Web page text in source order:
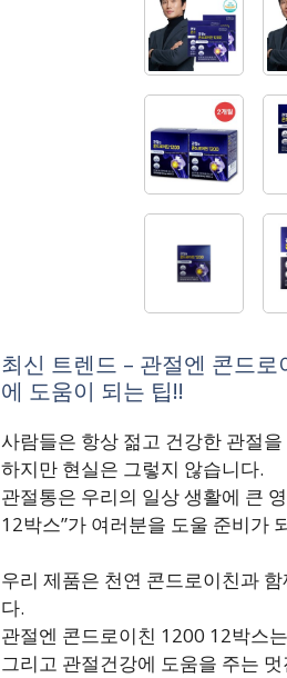
최신 트렌드 – 관절엔 콘드
에 도움이 되는 팁!!
사람들은 항상 젊고 건강한 관절
하지만 현실은 그렇지 않습니다.
관절통은 우리의 일상 생활에 큰
12박스”가 여러분을 도울 준비가
우리 제품은 천연 콘드로이친과
다.
관절엔 콘드로이친 1200 12박스
그리고 관절건강에 도움을 주는